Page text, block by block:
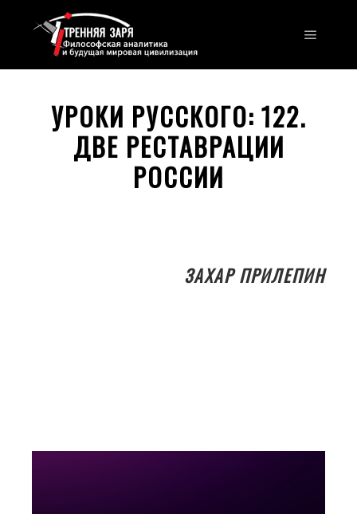
УРОКИ РУССКОГО: 122.
ДВЕ РЕСТАВРАЦИИ
РОССИИ
ЗАХАР ПРИЛЕПИН